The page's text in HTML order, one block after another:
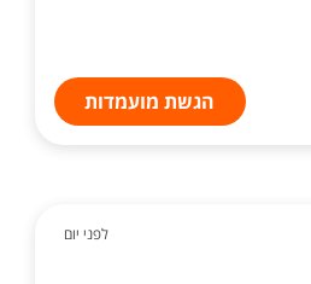
הגשת מועמדות
לפני יום